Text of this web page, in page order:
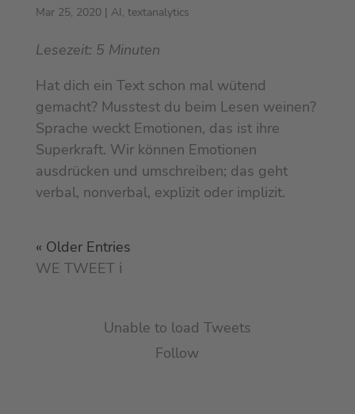
Mar 25, 2020| AI, textanalytics
Lesezeit: 5 Minuten
Hat dich ein Text schon mal wütend
gemacht? Musstest du beim Lesen weinen?
Sprache weckt Emotionen, das ist ihre
Superkraft. Wir können Emotionen
ausdrücken und umschreiben; das geht
verbal, nonverbal, explizit oder implizit.
« Older Entries
WE TWEET ℹ︎
Unable to load Tweets
Follow